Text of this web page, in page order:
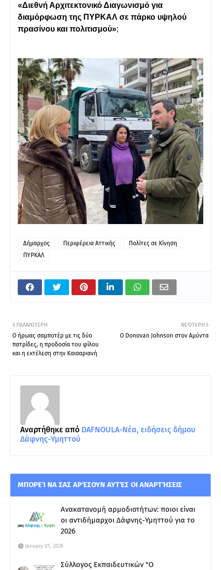
«Διεθνή Αρχιτεκτονικό Διαγωνισμό για
διαμόρφωση της ΠΥΡΚΑΛ σε πάρκο υψηλού
πρασίνου και πολιτισμού»;
Δήμαρχος Περιφέρεια Αττικής
Πολίτες σε Κίνηση
ΠΥΡΚΑΛ
ΝΕΌΤΕΡΗ
O Donovan Johnson στον Αμύντα
ΠΑΛΑΙΌΤΕΡΗ
Ο ήρωας σαμποτέρ με τις δύο
πατρίδες, η προδοσία του φίλου
και η εκτέλεση στην Καισαριανή
Αναρτήθηκε από DAFNOULA-Νέα, ειδήσεις δήμου
Δάφνης-Υμηττού
ΜΠΟΡΕΊ ΝΑ ΣΑΣ ΑΡΈΣΟΥΝ ΑΥΤΈΣ ΟΙ ΑΝΑΡΤΉΣΕΙΣ
Ανακατανομή αρμοδιοτήτων: ποιοι είναι
οι αντιδήμαρχοι Δάφνης-Υμηττού για το
2026
January 01, 2026
Σύλλογος Εκπαιδευτικών "Ο